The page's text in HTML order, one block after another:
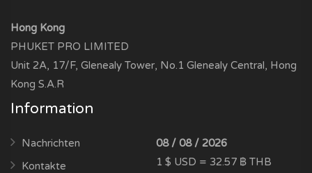
Hong Kong
PHUKET PRO LIMITED
Unit 2A, 17/F, Glenealy Tower, No.1 Glenealy Central, Hong
Kong S.A.R
Information
Nachrichten
Kontakte
08 / 08 / 2026
1 $ USD = 32.57 ฿ THB